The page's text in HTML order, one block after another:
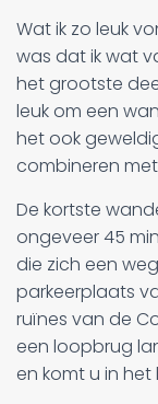
Wat ik zo leuk
was dat ik wat
het grootste
leuk om een
het ook
combineren
De kortste
ongeveer 45
die zich een
parkeerplaats
ruïnes van de
een loopbrug
en komt u in het